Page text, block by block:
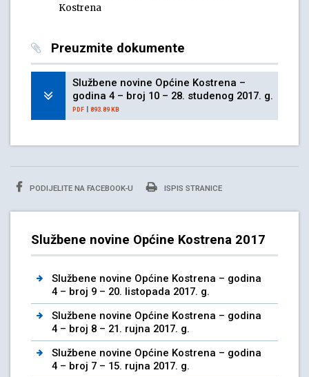
Kostrena
Preuzmite dokumente
Službene novine Općine Kostrena –
godina 4 – broj 10 – 28. studenog 2017. g.
PDF | 893.89 KB
PODIJELITE NA FACEBOOK-U ISPIS STRANICE
Službene novine Općine Kostrena 2017
Službene novine Općine Kostrena – godina
4 – broj 9 – 20. listopada 2017. g.
Službene novine Općine Kostrena – godina
4 – broj 8 – 21. rujna 2017. g.
Službene novine Općine Kostrena – godina
4 – broj 7 – 15. rujna 2017. g.